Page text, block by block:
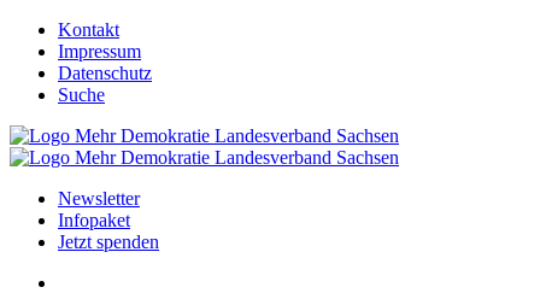
Kontakt
Impressum
Datenschutz
Suche
Newsletter
Infopaket
Jetzt spenden